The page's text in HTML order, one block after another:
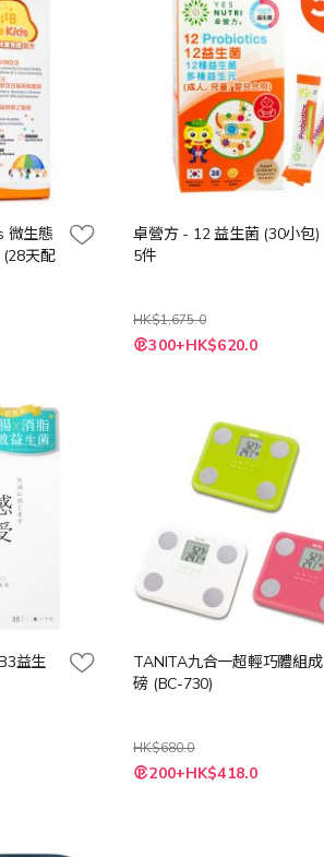
微生態
天配
卓營方 - 12 益生菌 (30小包)
5件
HK$1,675.0
特
殊300+HK$620.0
益生
TANITA九合一超輕巧體組成
磅 (BC-730)
HK$680.0
200+HK$418.0